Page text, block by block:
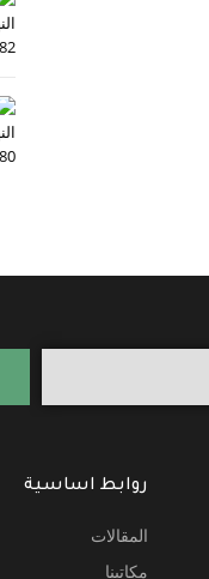
روابط اساسية
المقالات
مكاتبنا